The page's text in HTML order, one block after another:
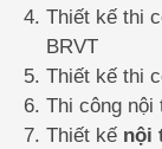
Thiết kế thi
BRVT
Thiết kế thi
Thi công nội
Thiết kế nội